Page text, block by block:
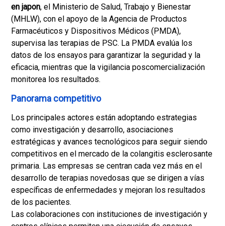
en japon, el Ministerio de Salud, Trabajo y Bienestar
(MHLW), con el apoyo de la Agencia de Productos
Farmacéuticos y Dispositivos Médicos (PMDA),
supervisa las terapias de PSC. La PMDA evalúa los
datos de los ensayos para garantizar la seguridad y la
eficacia, mientras que la vigilancia poscomercialización
monitorea los resultados.
Panorama competitivo
Los principales actores están adoptando estrategias
como investigación y desarrollo, asociaciones
estratégicas y avances tecnológicos para seguir siendo
competitivos en el mercado de la colangitis esclerosante
primaria. Las empresas se centran cada vez más en el
desarrollo de terapias novedosas que se dirigen a vías
específicas de enfermedades y mejoran los resultados
de los pacientes.
Las colaboraciones con instituciones de investigación y